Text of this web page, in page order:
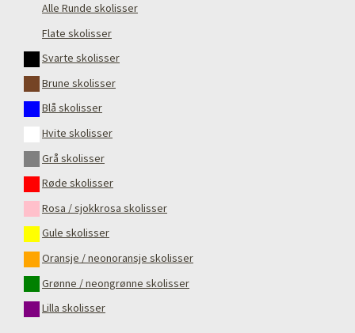
Alle Runde skolisser
Flate skolisser
Svarte skolisser
Brune skolisser
Blå skolisser
Hvite skolisser
Grå skolisser
Røde skolisser
Rosa / sjokkrosa skolisser
Gule skolisser
Oransje / neonoransje skolisser
Grønne / neongrønne skolisser
Lilla skolisser